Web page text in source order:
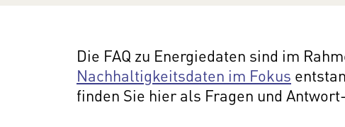
Die FAQ zu Energiedaten sind im
Nachhaltigkeitsdaten im Fokus
finden Sie hier als Fragen und